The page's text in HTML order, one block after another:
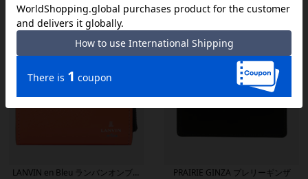
LANVIN en Bleu ランバンオンブル
PRAIRIE GINZA プレリーギンザ